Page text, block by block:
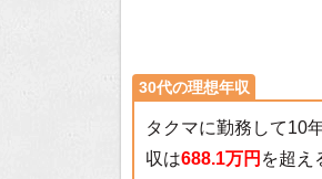
30代の理想年収
タクマに勤務して10
収は688.1万円 を超え